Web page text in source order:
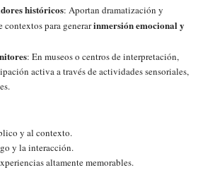
históricos: Aportan dramatización y
contextos para generarinmersión emocional y
: En museos o centros de interpretación,
activa a través de actividades sensoriales,
y al contexto.
y la interacción.
altamente memorables.